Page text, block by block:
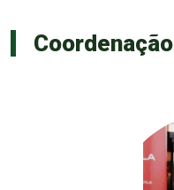
Coordenação